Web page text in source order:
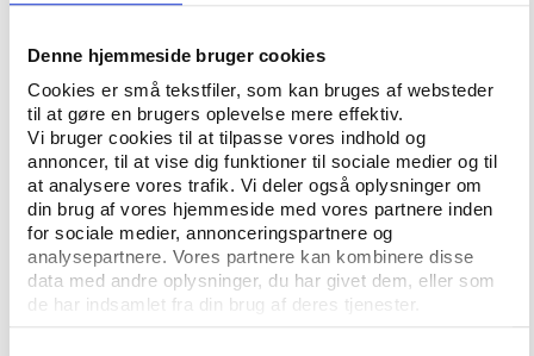
Denne hjemmeside bruger cookies
Cookies er små tekstfiler, som kan bruges af websteder
til at gøre en brugers oplevelse mere effektiv.
Vi bruger cookies til at tilpasse vores indhold og
annoncer, til at vise dig funktioner til sociale medier og til
at analysere vores trafik. Vi deler også oplysninger om
din brug af vores hjemmeside med vores partnere inden
for sociale medier, annonceringspartnere og
analysepartnere. Vores partnere kan kombinere disse
data med andre oplysninger, du har givet dem, eller som
de har indsamlet fra din brug af deres tjenester.
Der er således langt større udgifter forbundet med
de store events end de events, der tidligere har
været afholdt i Danmark, og stigningen i indtægter
har ikke været tilsvarende stor.
Plads til store breddevents
I den oprindelige handlingsplan, som Sport Event
Denmark har arbejdet ud fra, har eventfokus været
rettet særligt mod eliteevents. Det betyder, at kun